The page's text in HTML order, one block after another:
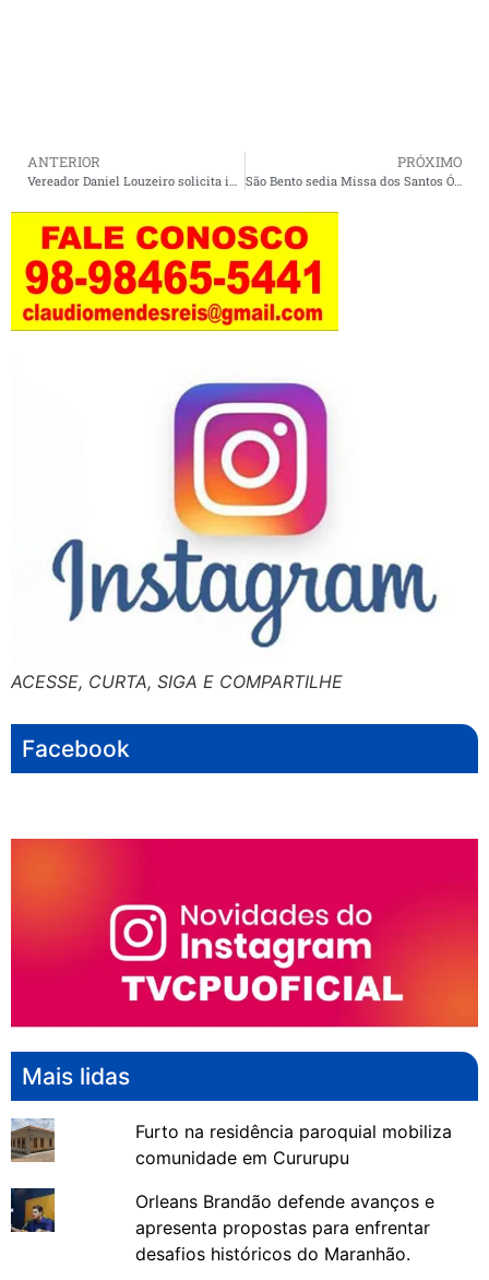
ANTERIOR
Vereador Daniel Louzeiro solicita implantação de novos cursos profissionalizantes para Cururupu.
PRÓXIMO
São Bento sedia Missa dos Santos Óleos com participação de fiéis da Diocese de Pinheiro
ACESSE, CURTA, SIGA E COMPARTILHE
Facebook
Mais lidas
Furto na residência paroquial mobiliza
comunidade em Cururupu
Orleans Brandão defende avanços e
apresenta propostas para enfrentar
desafios históricos do Maranhão.